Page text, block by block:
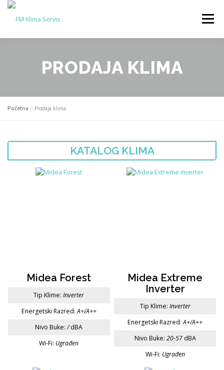
Skip
content
Menu
PRODAJA KLIMA
Početna »Prodaja klima
KATALOG KLIMA
Midea Forest
Tip Klime: Inverter
Energetski Razred: A+/A++
Nivo Buke: / dBA
Wi-Fi: Ugrađen
Midea Extreme
Inverter
Tip Klime: Inverter
Energetski Razred: A+/A++
Nivo Buke: 20-57 dBA
Wi-Fi: Ugrađen